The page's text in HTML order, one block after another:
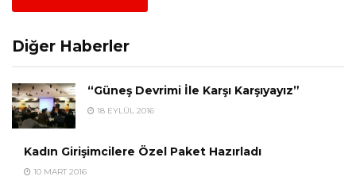
Diğer Haberler
“Güneş Devrimi İle Karşı Karşıyayız”
18 EYLÜL 2016
Kadın Girişimcilere Özel Paket Hazırladı
10 MART 2016